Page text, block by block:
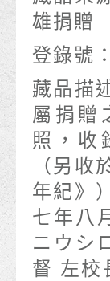
雄捐贈
登錄號：
藏品描
屬捐贈
照，收
（另收
年紀》
七年八
ニウシ
督 左校